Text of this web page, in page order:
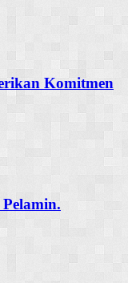
Komitmen